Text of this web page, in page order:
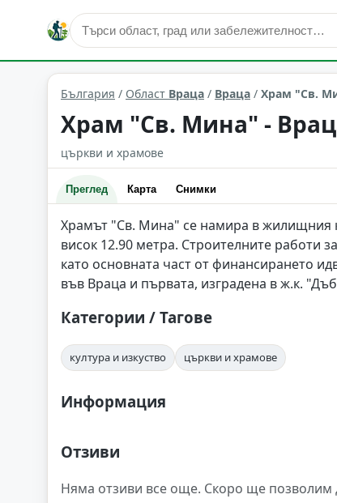
култура и изкуство Враца Област: Враца
България / Област Враца / Враца / Храм "Св.
Храм "Св. Мина" -
църкви и храмове
Преглед Карта Снимки
Храмът "Св. Мина" се намира в жилищния
висок 12.90 метра. Строителните работи
като основната част от финансирането
във Враца и първата, изградена в ж.к.
Категории / Тагове
култура и изкуство църкви и храмове
Информация
Отзиви
Няма отзиви все още. Скоро ще позволим